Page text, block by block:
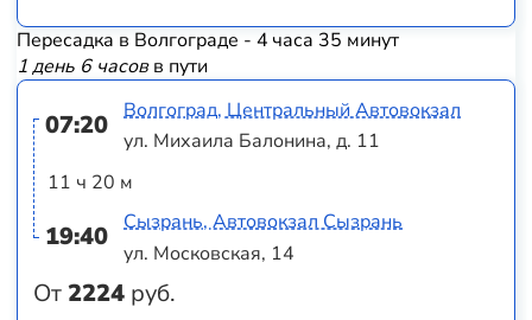
Пересадка в Волгограде - 4 часа 35 минут
1 день 6 часовв пути
07:20
11 ч 20 м
19:40
От2224 руб.
Волгоград, Центральный Автовокзал
ул. Михаила Балонина, д. 11
Сызрань, Автовокзал Сызрань
ул. Московская, 14